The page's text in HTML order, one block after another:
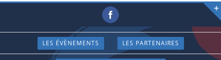
Passer
contenu
Facebook
LES ÉVÈNEMENTS LES PARTENAIRES